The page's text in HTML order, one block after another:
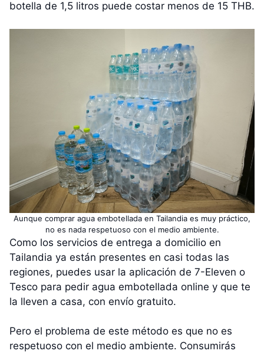
botella de 1,5 litros puede costar menos de 15 THB.
Aunque comprar agua embotellada en Tailandia es muy práctico,
no es nada respetuoso con el medio ambiente.
Como los servicios de entrega a domicilio en
Tailandia ya están presentes en casi todas las
regiones, puedes usar la aplicación de 7-Eleven o
Tesco para pedir agua embotellada online y que te
la lleven a casa, con envío gratuito.
Pero el problema de este método es que no es
respetuoso con el medio ambiente. Consumirás